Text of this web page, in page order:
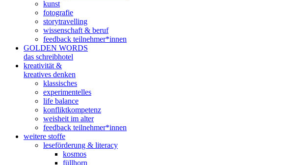
kunst
fotografie
storytravelling
wissenschaft & beruf
feedback teilnehmer*innen
GOLDEN WORDS
das schreibhotel
kreativität &
kreatives denken
klassisches
experimentelles
life balance
konfliktkompetenz
weisheit im alter
feedback teilnehmer*innen
weitere stoffe
leseförderung & literacy
kosmos
füllhorn